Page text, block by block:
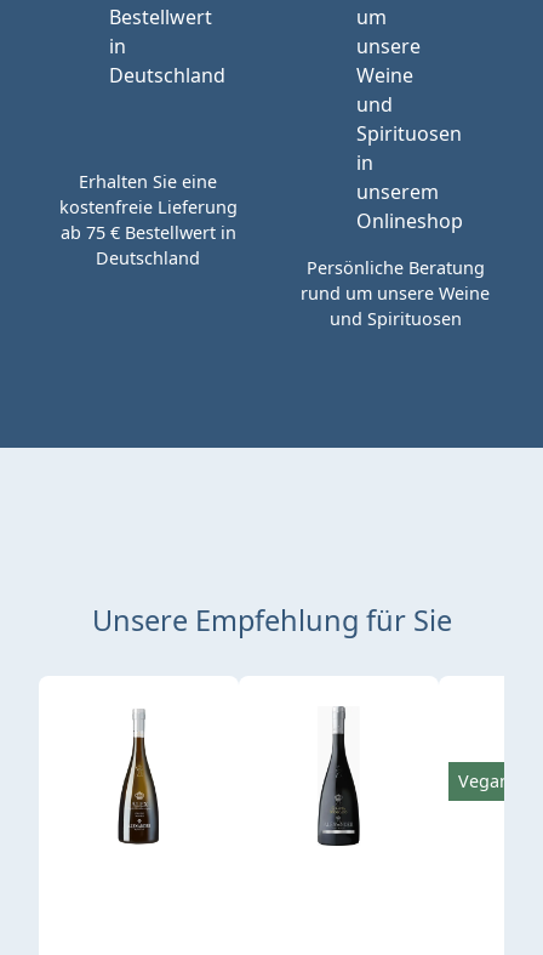
Erhalten Sie eine
kostenfreie Lieferung
ab 75 € Bestellwert in
Deutschland
Persönliche Beratung
rund um unsere Weine
und Spirituosen
Unsere Empfehlung für Sie
Produktgalerie überspringen
Vegan